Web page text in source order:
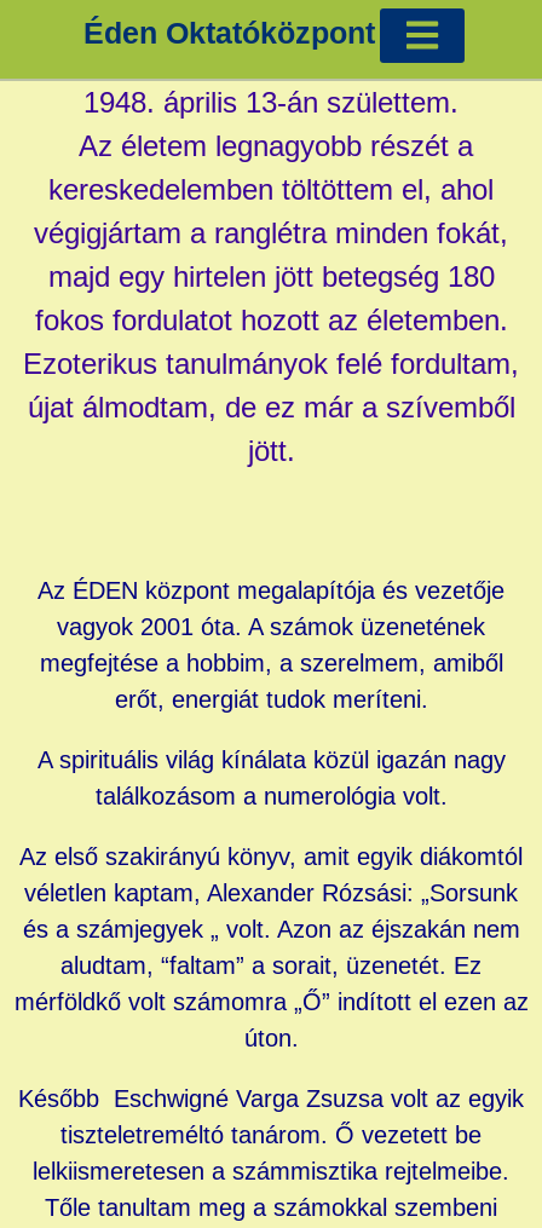
Éden Oktatóközpont
1948. április 13-án születtem.
Az életem legnagyobb részét a
kereskedelemben töltöttem el, ahol
végigjártam a ranglétra minden fokát,
majd egy hirtelen jött betegség 180
fokos fordulatot hozott az életemben.
Ezoterikus tanulmányok felé fordultam,
újat álmodtam, de ez már a szívemből
jött.
Az ÉDEN központ megalapítója és vezetője
vagyok 2001 óta. A számok üzenetének
megfejtése a hobbim, a szerelmem, amiből
erőt, energiát tudok meríteni.
A spirituális világ kínálata közül igazán nagy
találkozásom a numerológia volt.
Az első szakirányú könyv, amit egyik diákomtól
véletlen kaptam, Alexander Rózsási: „Sorsunk
és a számjegyek „ volt. Azon az éjszakán nem
aludtam, “faltam” a sorait, üzenetét. Ez
mérföldkő volt számomra „Ő” indított el ezen az
úton.
Később Eschwigné Varga Zsuzsa volt az egyik
tiszteletreméltó tanárom. Ő vezetett be
lelkiismeretesen a számmisztika rejtelmeibe.
Tőle tanultam meg a számokkal szembeni